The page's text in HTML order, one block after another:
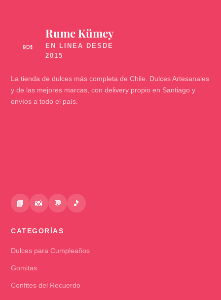
🍬
Rume Kümey
La tienda de dulces más completa de Chile. Dulces Artesanales
y de las mejores marcas, con delivery propio en Santiago y
envíos a todo el país.
📘 📸 💬 🎵
CATEGORÍAS
Dulces para Cumpleaños
Gomitas
Confites del Recuerdo